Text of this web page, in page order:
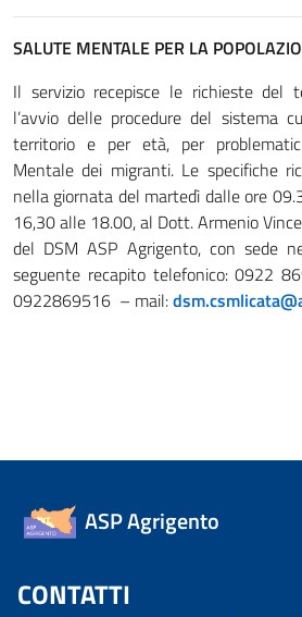
SALUTE MENTALE PER LA
Il servizio recepisce le richieste del
l’avvio delle procedure del sistema
territorio e per età, per
Mentale dei migranti. Le specifiche
nella giornata del martedì dalle ore
16,30 alle 18.00, al Dott. Armenio
del DSM ASP Agrigento, con sede
seguente recapito telefonico: 0922
0922869516 – mail:
ASP Agrigento
CONTATTI